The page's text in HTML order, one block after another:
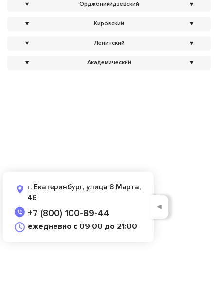
▼ Орджоникидзевский ▼
▼ Кировский ▼
▼ Ленинский ▼
▼ Академический ▼
г. Екатеринбург, улица 8 Марта,
46
+7 (800) 100-89-44
ежедневно с 09:00 до 21:00
◄